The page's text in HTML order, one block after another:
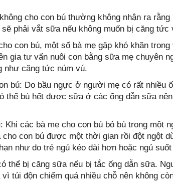
cho con bú thường không nhận ra
phải vắt sữa nếu không muốn bị căng tức
con bú, một số bà mẹ gặp khó khăn
gia tư vấn nuôi con bằng sữa mẹ chuyên
như căng tức núm vú.
bú: Do bầu ngực ở người mẹ có rất nhiều
thể bú hết được sữa ở các ống dẫn sữa
: Khi các bà mẹ cho con bú bỏ bú trong một
cho con bú được một thời gian rồi đột ngột
như do trẻ ngủ kéo dài hơn hoặc ngủ
thể bị căng sữa nếu bị tắc ống dẫn sữa.
túi độn chiếm quá nhiều chỗ nên không